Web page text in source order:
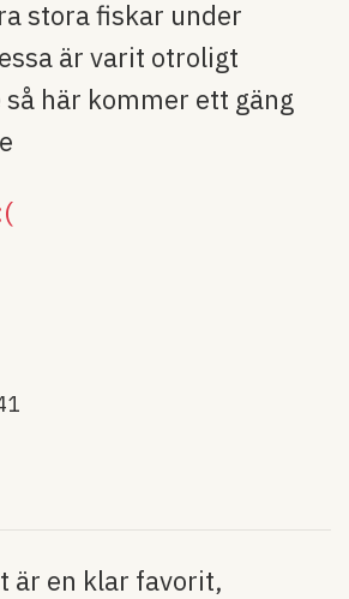
stora fiskar under
är varit otroligt
här kommer ett gäng
är en klar favorit,